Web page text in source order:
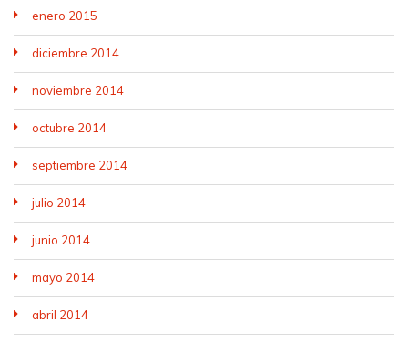
enero 2015
diciembre 2014
noviembre 2014
octubre 2014
septiembre 2014
julio 2014
junio 2014
mayo 2014
abril 2014